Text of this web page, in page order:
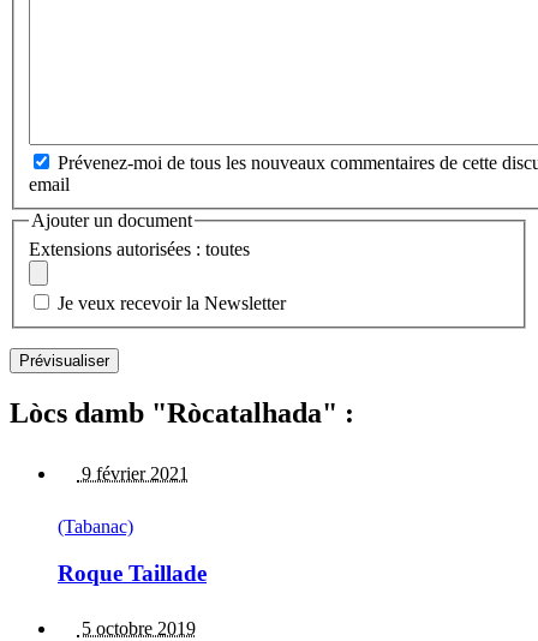
Prévenez-moi de tous les nouveaux commentaires de cette
email
Ajouter un document
Extensions autorisées : toutes
Je veux recevoir la Newsletter
Lòcs damb "Ròcatalhada" :
9 février 2021
(Tabanac)
Roque Taillade
5 octobre 2019